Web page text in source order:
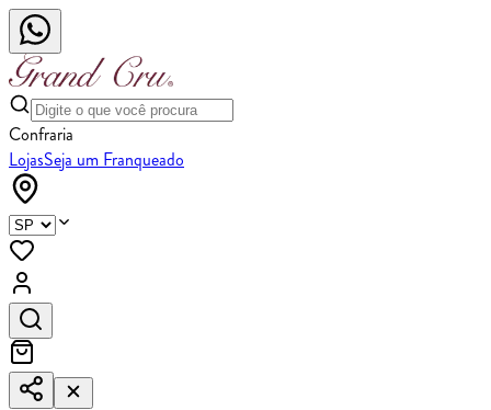
Confraria
LojasSeja um Franqueado